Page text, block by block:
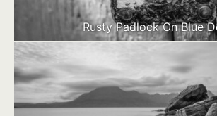
Rusty Padlock On Blue